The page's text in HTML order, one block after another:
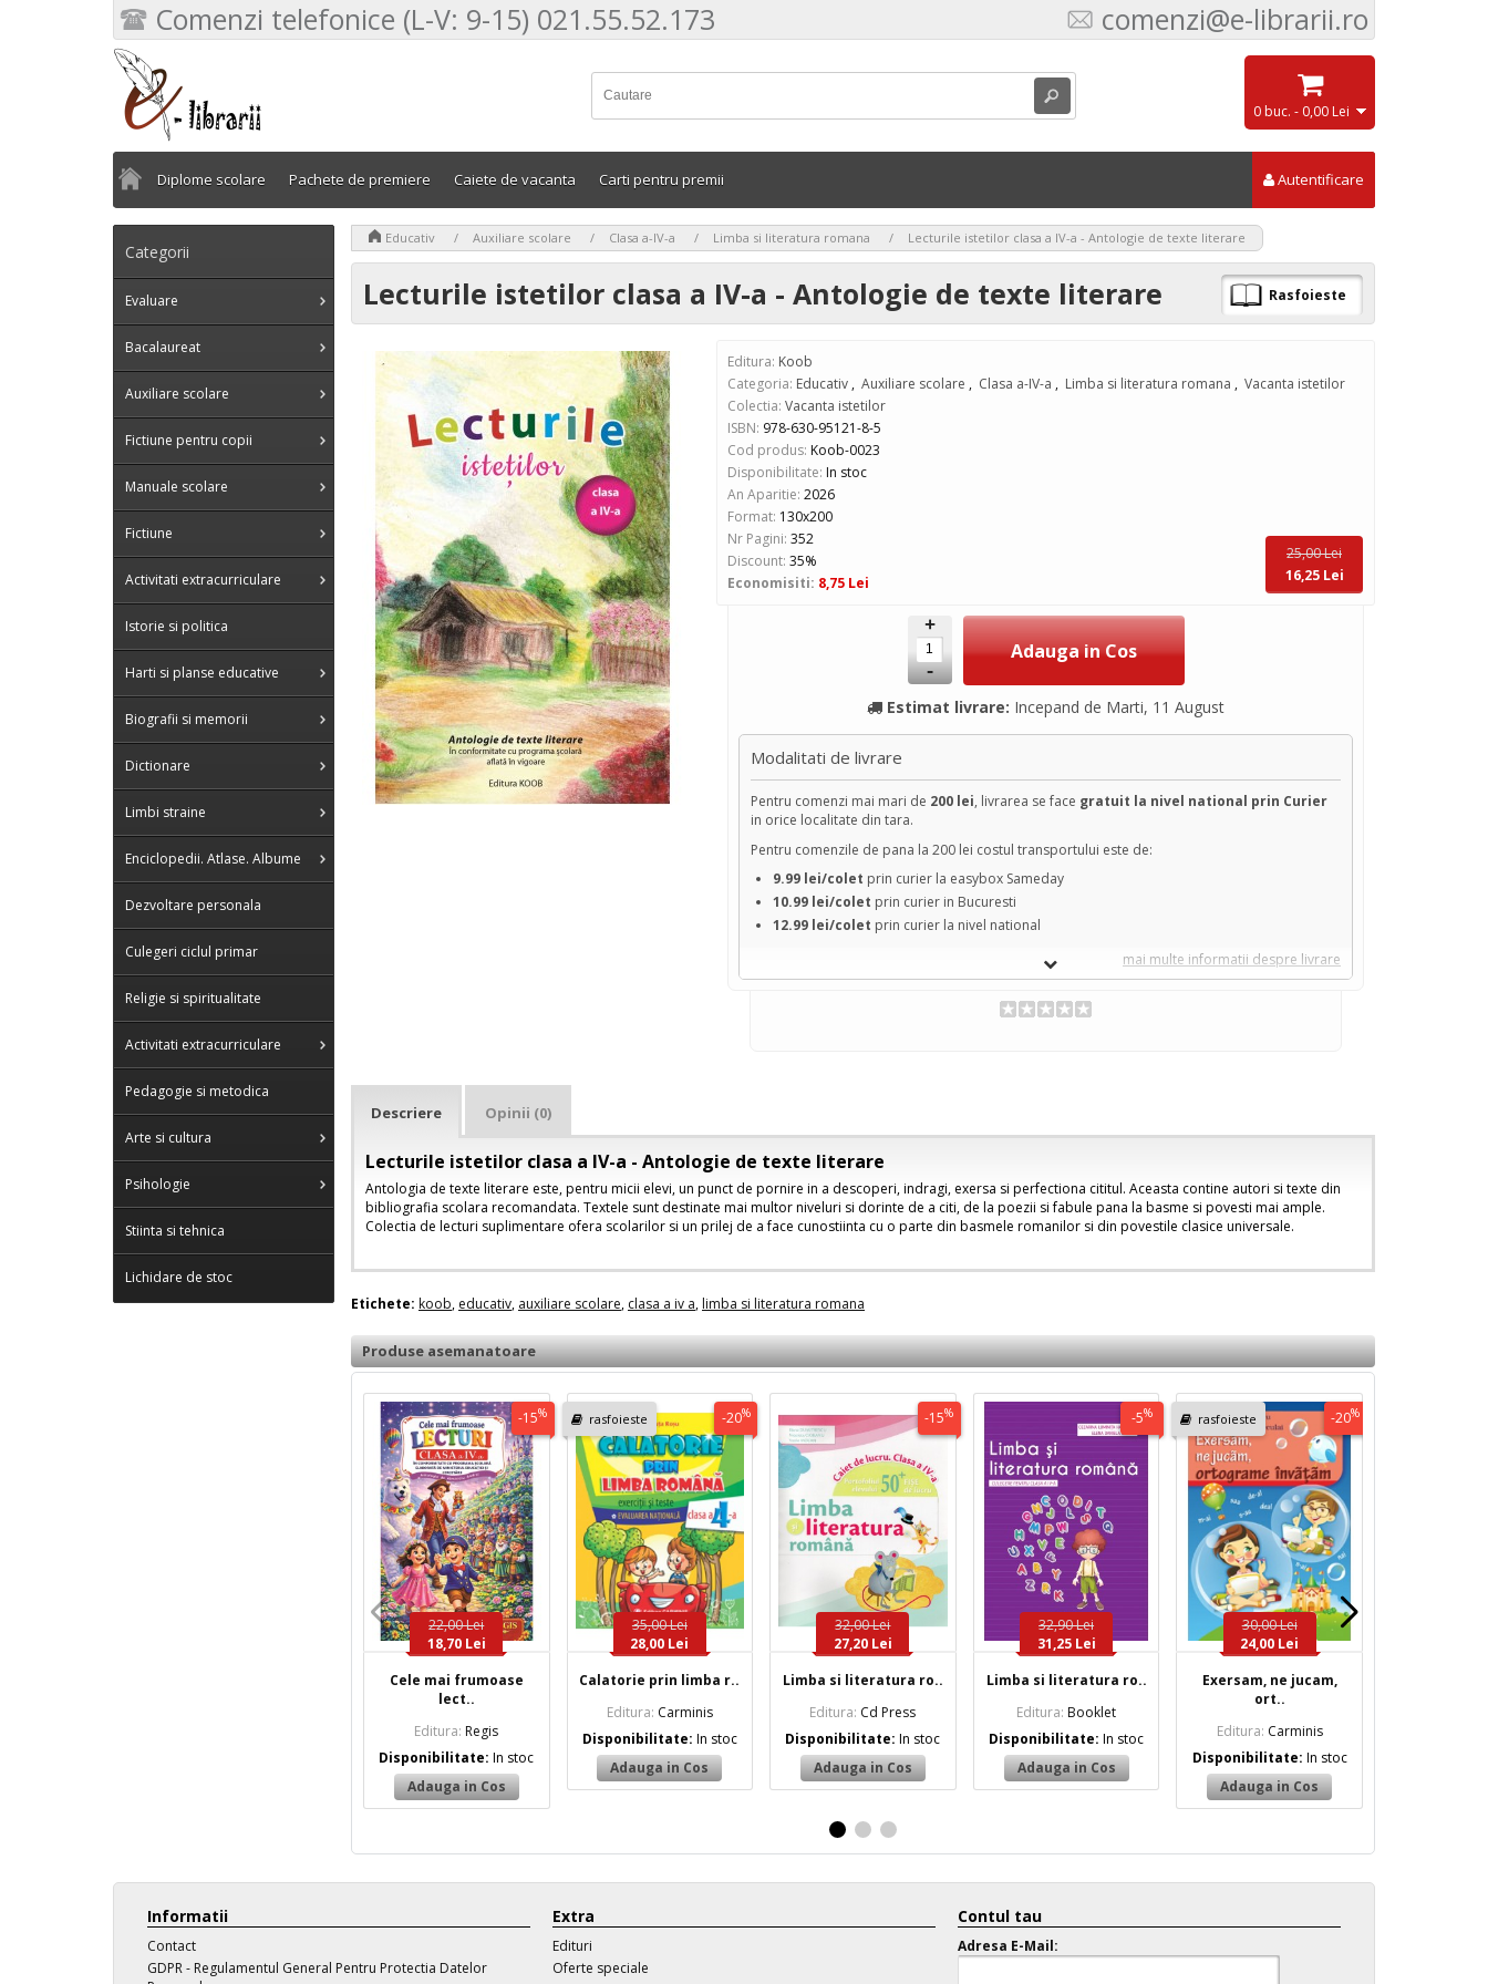
Comenzi telefonice (L-V: 9-15) 021.55.52.173 comenzi@e-librarii.ro
0 buc. - 0,00 Lei
Diplome scolare Pachete de premiere Caiete de vacanta Carti pentru premii Autentificare
Categorii
Evaluare
Bacalaureat
Auxiliare scolare
Fictiune pentru copii
Manuale scolare
Fictiune
Activitati extracurriculare
Istorie si politica
Harti si planse educative
Biografii si memorii
Dictionare
Limbi straine
Enciclopedii. Atlase. Albume
Dezvoltare personala
Culegeri ciclul primar
Religie si spiritualitate
Activitati extracurriculare
Pedagogie si metodica
Arte si cultura
Psihologie
Stiinta si tehnica
Lichidare de stoc
Educativ Auxiliare scolare Clasa a-IV-a Limba si literatura romana Lecturile istetilor clasa a IV-a - Antologie de texte literare
Lecturile istetilor clasa a IV-a - Antologie de texte literare Rasfoieste
Editura: Koob
Categoria: Educativ , Auxiliare scolare , Clasa a-IV-a , Limba si literatura romana , Vacanta istetilor
Colectia: Vacanta istetilor
ISBN: 978-630-95121-8-5
Cod produs: Koob-0023
Disponibilitate: In stoc
An Aparitie: 2026
Format: 130x200
Nr Pagini: 352
Discount: 35%
Economisiti: 8,75 Lei
25,00 Lei
16,25 Lei
+
-
Estimat livrare: Incepand de Marti, 11 August
Modalitati de livrare
Pentru comenzi mai mari de 200 lei, livrarea se face gratuit la nivel national prin Curier
in orice localitate din tara.
Pentru comenzile de pana la 200 lei costul transportului este de:
9.99 lei/colet prin curier la easybox Sameday
10.99 lei/colet prin curier in Bucuresti
12.99 lei/colet prin curier la nivel national
mai multe informatii despre livrare
Descriere Opinii (0)
Lecturile istetilor clasa a IV-a - Antologie de texte literare
Antologia de texte literare este, pentru micii elevi, un punct de pornire in a descoperi, indragi, exersa si perfectiona cititul. Aceasta contine autori si texte din
bibliografia scolara recomandata. Textele sunt destinate mai multor niveluri si dorinte de a citi, de la poezii si fabule pana la basme si povesti mai ample.
Colectia de lecturi suplimentare ofera scolarilor si un prilej de a face cunostiinta cu o parte din basmele romanilor si din povestile clasice universale.
Etichete: koob, educativ, auxiliare scolare, clasa a iv a, limba si literatura romana
Produse asemanatoare
-15%
22,00 Lei
18,70 Lei
Cele mai frumoase
lect..
Editura: Regis
Disponibilitate:In stoc
rasfoieste -20%
35,00 Lei
28,00 Lei
Calatorie prin limba r..
Editura: Carminis
Disponibilitate: In stoc
-15%
32,00 Lei
27,20 Lei
Limba si literatura ro..
Editura: Cd Press
Disponibilitate:In stoc
-5%
32,90 Lei
31,25 Lei
Limba si literatura ro..
Editura: Booklet
Disponibilitate:In stoc
rasfoieste -20%
30,00 Lei
24,00 Lei
Exersam, ne jucam,
ort..
Editura: Carminis
Disponibilitate: In stoc
Informatii
Contact
GDPR - Regulamentul General Pentru Protectia Datelor
Extra
Edituri
Oferte speciale
Contul tau
Adresa E-Mail: